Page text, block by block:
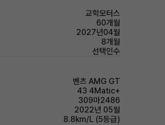
교학모터스
60개월
2027년04월
8개월
선택인수
벤츠 AMG GT
43 4Matic+
309마2486
2022년 05월
8.8km/L (5등급)